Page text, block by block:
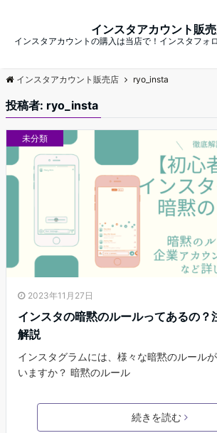
インスタアカウント販
インスタアカウントの購入は当店で！インスタフォ
インスタアカウント販売店 ryo_insta
投稿者: ryo_insta
未分類
2023年11月27日
インスタの暗黙のルールってあるの？
解説
インスタグラムには、様々な暗黙のルール
いますか？ 暗黙のルール
続きを読む